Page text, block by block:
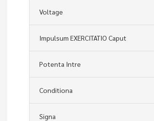
Voltage
Impulsum EXERCITATIO Caput
Potenta Intre
Conditiona
Signa